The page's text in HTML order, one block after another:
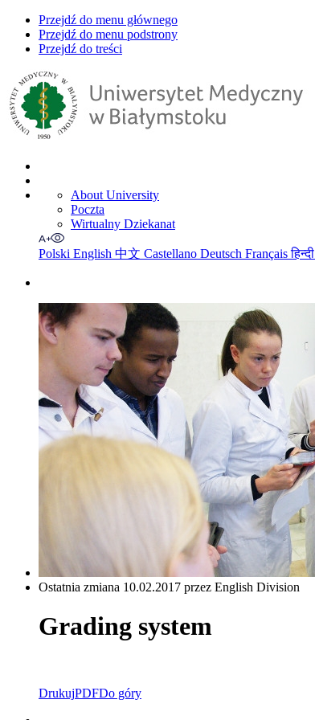
Przejdź do menu głównego
Przejdź do menu podstrony
Przejdź do treści
About University
Poczta
Wirtualny Dziekanat
Polski English 中文 Castellano Deutsch Françaisहिन्दी
Ostatnia zmiana 10.02.2017 przez English Division
Grading system
DrukujPDFDo góry